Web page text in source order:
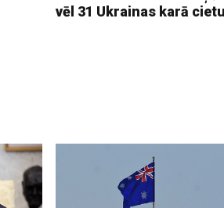
vēl 31 Ukrainas karā